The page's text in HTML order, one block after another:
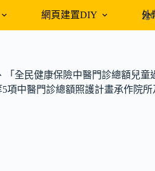
網頁建置DIY 外
全民健康保險中醫門診總額兒童
項中醫門診總額照護計畫承作院所